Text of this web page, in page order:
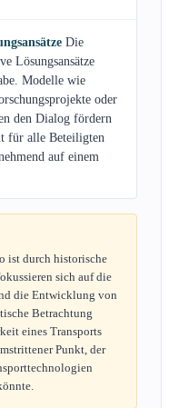
Die
Lösungsansätze
Modelle wie
oder
den Dialog fördern
für alle Beteiligten
auf einem
ist durch historische
sich auf die
die Entwicklung von
Betrachtung
eines Transports
Punkt, der